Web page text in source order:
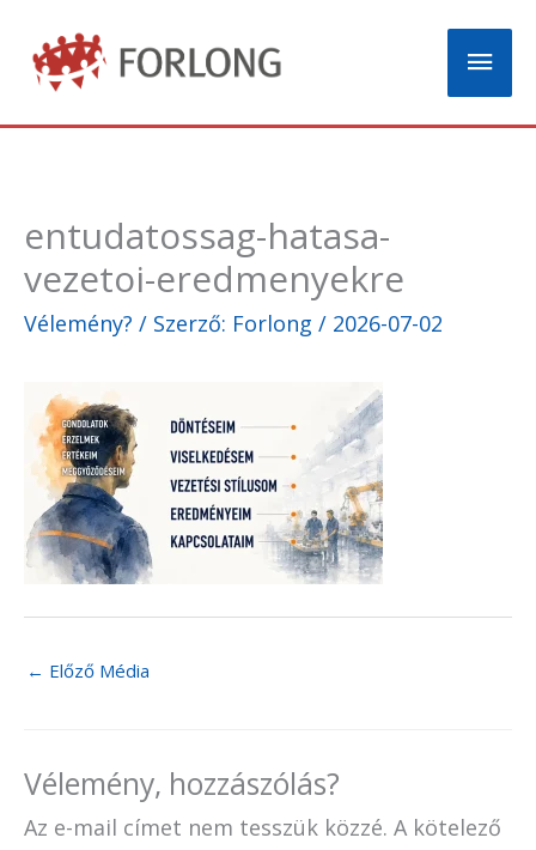
content
Main
entudatossag-hatasa-
vezetoi-eredmenyekre
Vélemény? / Szerző: Forlong / 2026-07-02
← Előző Média
Vélemény, hozzászólás?
Az e-mail címet nem tesszük közzé. A kötelező